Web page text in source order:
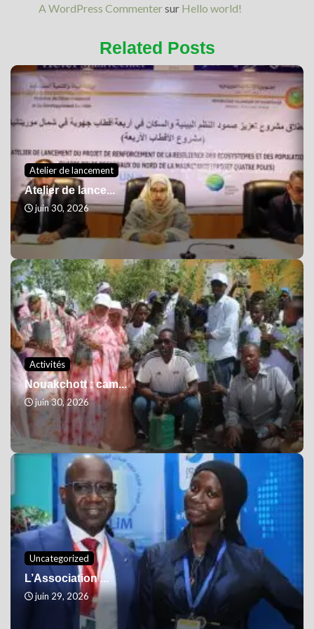
A WordPress Commentersur Hello world!
Related Posts
Atelier de lancement
Atelier de lance...
juin 30, 2026
Activités
Nouakchott : cam...
juin 30, 2026
Uncategorized
L’Association ...
juin 29, 2026